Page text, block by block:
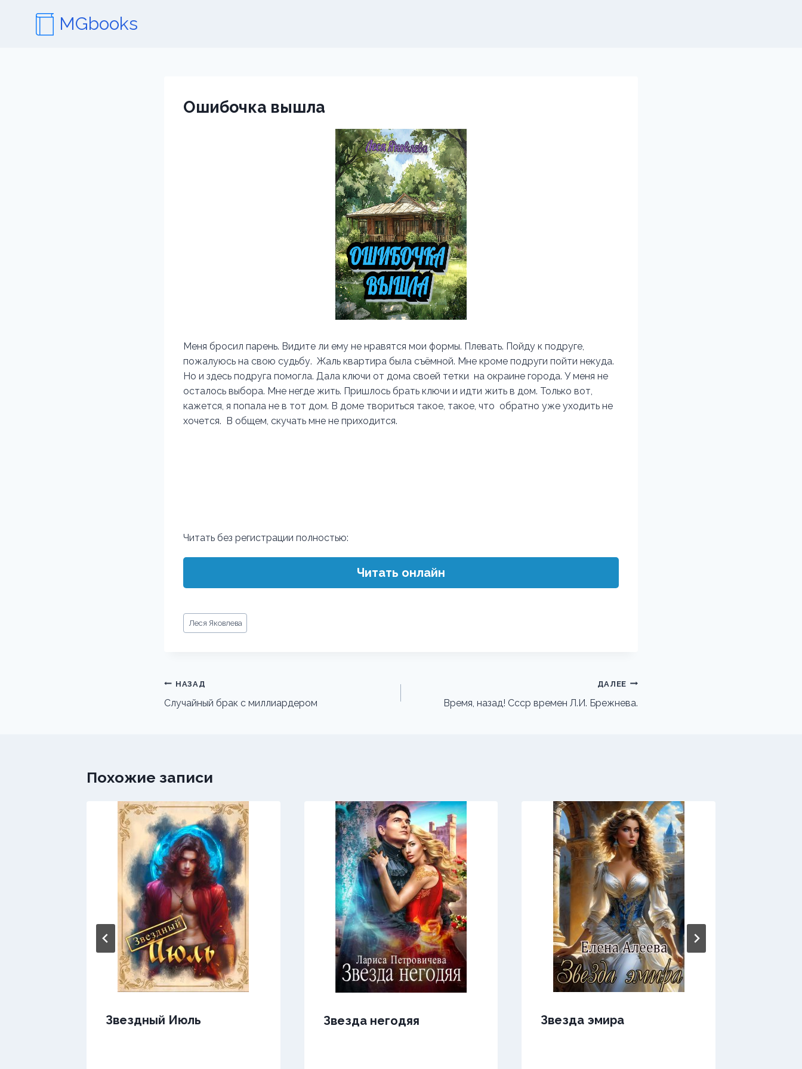
содержимому
MGbooks
Ошибочка вышла
Меня бросил парень. Видите ли ему не нравятся мои формы. Плевать. Пойду к подруге,
пожалуюсь на свою судьбу. Жаль квартира была съёмной. Мне кроме подруги пойти некуда.
Но и здесь подруга помогла. Дала ключи от дома своей тетки на окраине города. У меня не
осталось выбора. Мне негде жить. Пришлось брать ключи и идти жить в дом. Только вот,
кажется, я попала не в тот дом. В доме твориться такое, такое, что обратно уже уходить не
хочется. В общем, скучать мне не приходится.
Читать без регистрации полностью:
Читать онлайн
Метки
записи:
Леся Яковлева
Навигация
по
НАЗАД
Случайный брак с миллиардером
ДАЛЕЕ
Время, назад! Ссср времен Л.И. Брежнева.
Похожие записи
Звездный Июль Звезда негодяя Звезда эмира